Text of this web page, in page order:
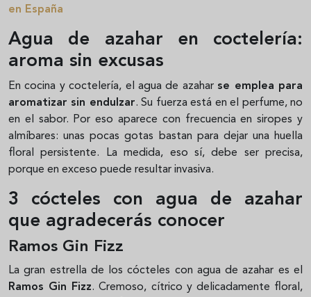
en España
Agua de azahar en coctelería:
aroma sin excusas
En cocina y coctelería, el agua de azahar se emplea para
aromatizar sin endulzar. Su fuerza está en el perfume, no
en el sabor. Por eso aparece con frecuencia en siropes y
almíbares: unas pocas gotas bastan para dejar una huella
floral persistente. La medida, eso sí, debe ser precisa,
porque en exceso puede resultar invasiva.
3 cócteles con agua de azahar
que agradecerás conocer
Ramos Gin Fizz
La gran estrella de los cócteles con agua de azahar es el
Ramos Gin Fizz. Cremoso, cítrico y delicadamente floral,